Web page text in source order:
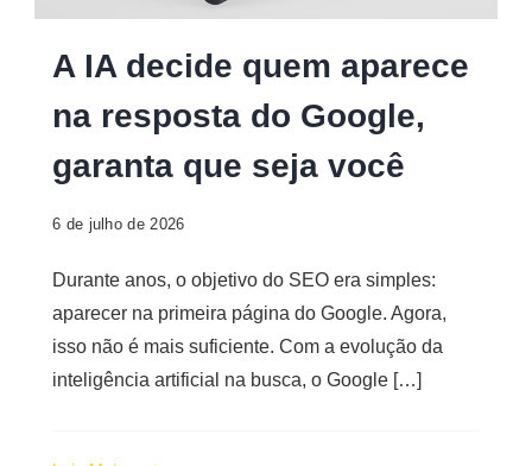
Digital
A IA decide quem aparece
na resposta do Google,
garanta que seja você
6 de julho de 2026
Durante anos, o objetivo do SEO era simples:
aparecer na primeira página do Google. Agora,
isso não é mais suficiente. Com a evolução da
inteligência artificial na busca, o Google […]